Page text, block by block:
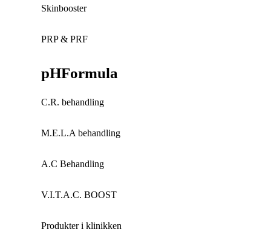
Skinbooster
PRP & PRF
pHFormula
C.R. behandling
M.E.L.A behandling
A.C Behandling
V.I.T.A.C. BOOST
Produkter i klinikken